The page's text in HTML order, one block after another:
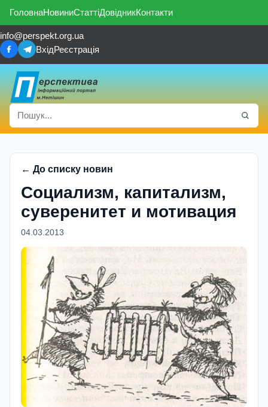
ГоловнаНовиниСтаттіДовідникКонтакти
info@perspekt.org.ua
ВхідРеєстрація
← До списку новин
Социализм, капитализм,
суверенитет и мотивация
04.03.2013